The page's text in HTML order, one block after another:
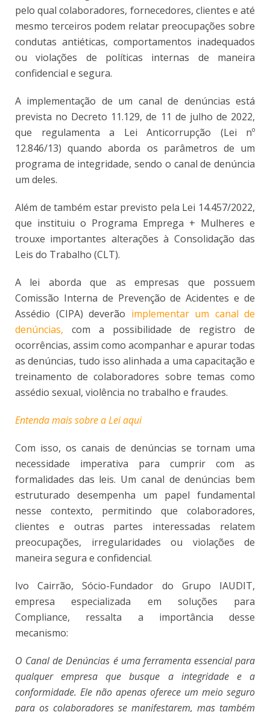
pelo qual colaboradores, fornecedores, clientes e até
mesmo terceiros podem relatar preocupações sobre
condutas antiéticas, comportamentos inadequados
ou violações de políticas internas de maneira
confidencial e segura.
A implementação de um canal de denúncias está
prevista no Decreto 11.129, de 11 de julho de 2022,
que regulamenta a Lei Anticorrupção (Lei nº
12.846/13) quando aborda os parâmetros de um
programa de integridade, sendo o canal de denúncia
um deles.
Além de também estar previsto pela Lei 14.457/2022,
que instituiu o Programa Emprega + Mulheres e
trouxe importantes alterações à Consolidação das
Leis do Trabalho (CLT).
A lei aborda que as empresas que possuem
Comissão Interna de Prevenção de Acidentes e de
Assédio (CIPA) deverão implementar um canal de
denúncias, com a possibilidade de registro de
ocorrências, assim como acompanhar e apurar todas
as denúncias, tudo isso alinhada a uma capacitação e
treinamento de colaboradores sobre temas como
assédio sexual, violência no trabalho e fraudes.
Entenda mais sobre a Lei aqui
Com isso, os canais de denúncias se tornam uma
necessidade imperativa para cumprir com as
formalidades das leis. Um canal de denúncias bem
estruturado desempenha um papel fundamental
nesse contexto, permitindo que colaboradores,
clientes e outras partes interessadas relatem
preocupações, irregularidades ou violações de
maneira segura e confidencial.
Ivo Cairrão, Sócio-Fundador do Grupo IAUDIT,
empresa especializada em soluções para
Compliance, ressalta a importância desse
mecanismo:
O Canal de Denúncias é uma ferramenta essencial para
qualquer empresa que busque a integridade e a
conformidade. Ele não apenas oferece um meio seguro
para os colaboradores se manifestarem, mas também